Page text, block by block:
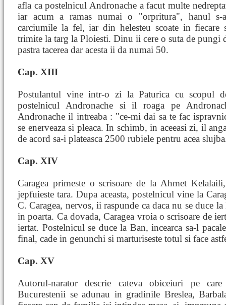
afla ca postelnicul Andronache a facut multe
iar acum a ramas numai o "orpritura", hanul s-
carciumile la fel, iar din helesteu scoate in fiecare
trimite la targ la Ploiesti. Dinu ii cere o suta de pungi
pastra tacerea dar acesta ii da numai 50.
Cap. XIII
Postulantul vine intr-o zi la Paturica cu scopul
postelnicul Andronache si il roaga pe
Andronache il intreaba : "ce-mi dai sa te fac
se enerveaza si pleaca. In schimb, in aceeasi zi, il
de acord sa-i plateasca 2500 rubiele pentru acea
Cap. XIV
Caragea primeste o scrisoare de la Ahmet
jepfuieste tara. Dupa aceasta, postelnicul vine la
C. Caragea, nervos, ii raspunde ca daca nu se duce
in poarta. Ca dovada, Caragea vroia o scrisoare de
iertat. Postelnicul se duce la Ban, incearca sa-l
final, cade in genunchi si marturiseste totul si face
Cap. XV
Autorul-narator descrie cateva obiceiuri pe
Bucurestenii se adunau in gradinile Breslea,